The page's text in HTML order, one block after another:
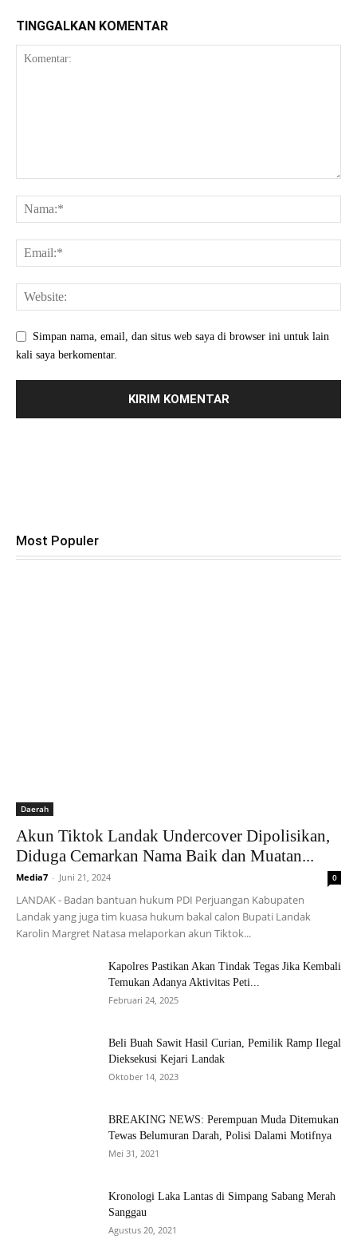
TINGGALKAN KOMENTAR
Simpan nama, email, dan situs web saya di browser ini untuk lain
kali saya berkomentar.
Most Populer
Daerah
Akun Tiktok Landak Undercover Dipolisikan,
Diduga Cemarkan Nama Baik dan Muatan...
Media7 - Juni 21, 2024 0
LANDAK - Badan bantuan hukum PDI Perjuangan Kabupaten
Landak yang juga tim kuasa hukum bakal calon Bupati Landak
Karolin Margret Natasa melaporkan akun Tiktok...
Kapolres Pastikan Akan Tindak Tegas Jika Kembali
Temukan Adanya Aktivitas Peti...
Februari 24, 2025
Beli Buah Sawit Hasil Curian, Pemilik Ramp Ilegal
Dieksekusi Kejari Landak
Oktober 14, 2023
BREAKING NEWS: Perempuan Muda Ditemukan
Tewas Belumuran Darah, Polisi Dalami Motifnya
Mei 31, 2021
Kronologi Laka Lantas di Simpang Sabang Merah
Sanggau
Agustus 20, 2021